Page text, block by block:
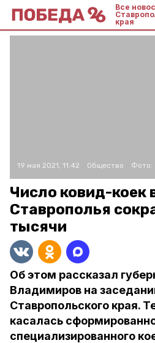
Все
края
19 мая 2021, 11:42 Общество Фото:
Число ковид-коек
Ставрополья
тысячи
Об этом рассказал
Владимиров на
Ставропольского края.
касалась
специализированного